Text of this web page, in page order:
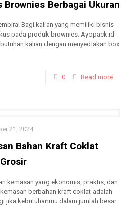
Brownies Berbagai Ukuran
Bagi kalian yang memiliki bisnis
pada produk brownies. Ayopack.id
kalian dengan menyediakan box
0 Read more
21, 2024
Bahan Kraft Coklat
kemasan yang ekonomis, praktis, dan
berbahan kraft coklat adalah
jika kebutuhanmu dalam jumlah besar